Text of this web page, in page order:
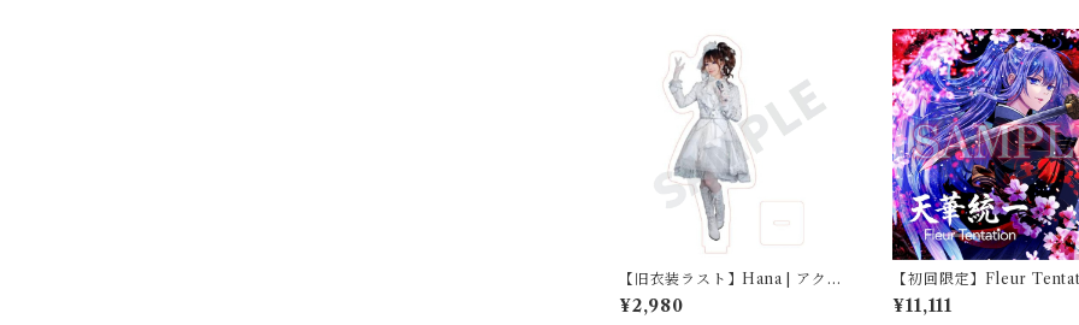
【旧衣装ラスト】Hana | アクリ
ルスタンド
¥2,980
【初回限定】Fleur
st Single『天華統一』【ス
ャルセット】
¥11,111